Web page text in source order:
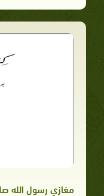
مغازي رسول الله